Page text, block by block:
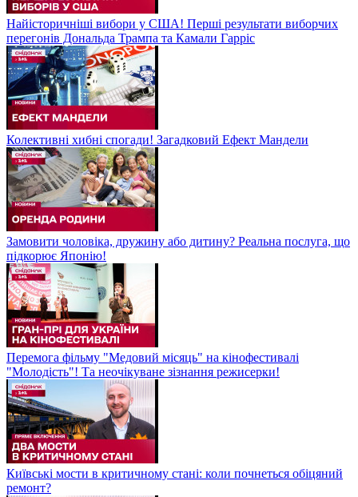
Найісторичніші вибори у США! Перші результати виборчих
перегонів Дональда Трампа та Камали Гарріс
Колективні хибні спогади! Загадковий Ефект Мандели
Замовити чоловіка, дружину або дитину? Реальна послуга, що
підкорює Японію!
Перемога фільму "Медовий місяць" на кінофестивалі
"Молодість"! Та неочікуване зізнання режисерки!
Київські мости в критичному стані: коли почнеться обіцяний
ремонт?